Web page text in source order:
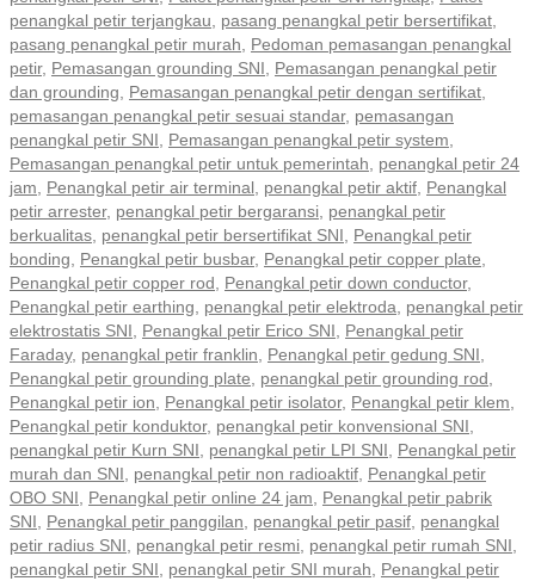
penangkal petir terjangkau, pasang penangkal petir bersertifikat,
pasang penangkal petir murah, Pedoman pemasangan penangkal
petir, Pemasangan grounding SNI, Pemasangan penangkal petir
dan grounding, Pemasangan penangkal petir dengan sertifikat,
pemasangan penangkal petir sesuai standar, pemasangan
penangkal petir SNI, Pemasangan penangkal petir system,
Pemasangan penangkal petir untuk pemerintah, penangkal petir 24
jam, Penangkal petir air terminal, penangkal petir aktif, Penangkal
petir arrester, penangkal petir bergaransi, penangkal petir
berkualitas, penangkal petir bersertifikat SNI, Penangkal petir
bonding, Penangkal petir busbar, Penangkal petir copper plate,
Penangkal petir copper rod, Penangkal petir down conductor,
Penangkal petir earthing, penangkal petir elektroda, penangkal petir
elektrostatis SNI, Penangkal petir Erico SNI, Penangkal petir
Faraday, penangkal petir franklin, Penangkal petir gedung SNI,
Penangkal petir grounding plate, penangkal petir grounding rod,
Penangkal petir ion, Penangkal petir isolator, Penangkal petir klem,
Penangkal petir konduktor, penangkal petir konvensional SNI,
penangkal petir Kurn SNI, penangkal petir LPI SNI, Penangkal petir
murah dan SNI, penangkal petir non radioaktif, Penangkal petir
OBO SNI, Penangkal petir online 24 jam, Penangkal petir pabrik
SNI, Penangkal petir panggilan, penangkal petir pasif, penangkal
petir radius SNI, penangkal petir resmi, penangkal petir rumah SNI,
penangkal petir SNI, penangkal petir SNI murah, Penangkal petir